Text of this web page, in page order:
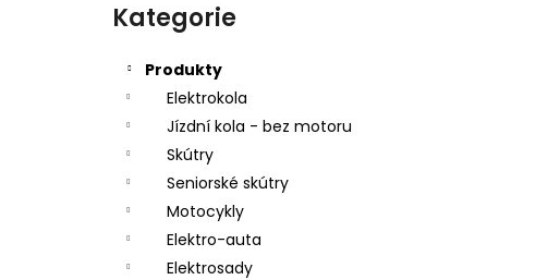
Přeskočit
kategorie
Kategorie
Produkty
Elektrokola
Jízdní kola - bez motoru
Skútry
Seniorské skútry
Motocykly
Elektro-auta
Elektrosady